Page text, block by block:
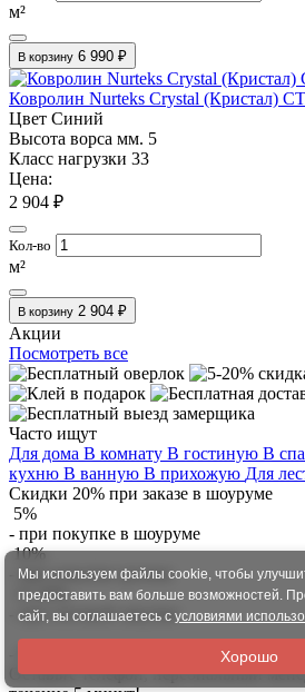
м²
В корзину 6 990 ₽
Ковролин Nurteks Crystal (Кристал)
Цвет Синий
Высота ворса мм. 5
Класс нагрузки 33
Цена:
2 904 ₽
Кол-во
м²
В корзину 2 904 ₽
Акции
Посмотреть все
Часто ищут
Для дома В комнату В гостиную В
кухню В ванную В прихожую Для
Скидки 20% при заказе в шоуруме
5%
- при покупке в шоуруме
10%
- при покупке рулона
15-20%
- при оптовой закупке
Оставьте телефон, персональный
Мы используем файлы cookie, чтобы
предоставить вам больше возможностей.
сайт, вы соглашаетесь с условиями
Хорошо